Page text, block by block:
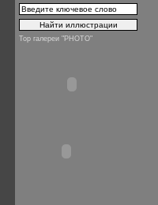
Top галереи "PHOTO"